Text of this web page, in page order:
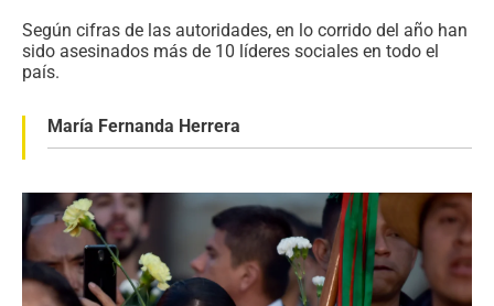
Según cifras de las autoridades, en lo corrido del año han
sido asesinados más de 10 líderes sociales en todo el
país.
María Fernanda Herrera